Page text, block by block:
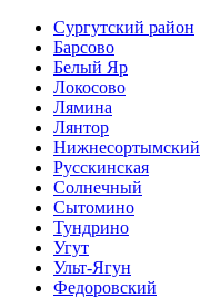
Сургутский район
Барсово
Белый Яр
Локосово
Лямина
Лянтор
Нижнесортымский
Русскинская
Солнечный
Сытомино
Тундрино
Угут
Ульт-Ягун
Федоровский